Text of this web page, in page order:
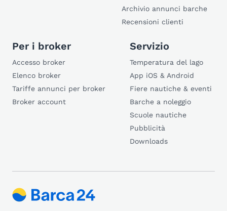
Archivio annunci barche
Recensioni clienti
Per i broker
Accesso broker
Elenco broker
Tariffe annunci per broker
Broker account
Servizio
Temperatura del lago
App iOS & Android
Fiere nautiche & eventi
Barche a noleggio
Scuole nautiche
Pubblicità
Downloads